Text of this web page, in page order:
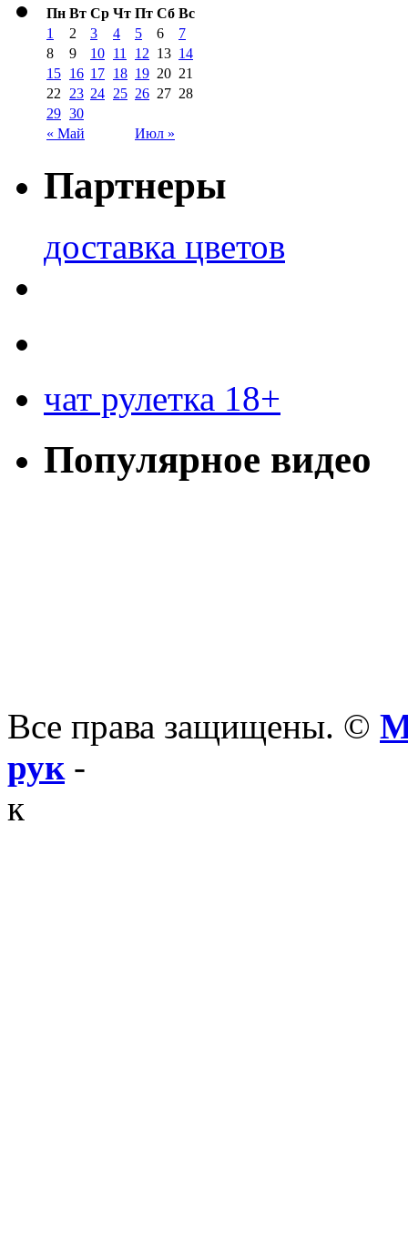
Пн Вт Ср Чт Пт Сб Вс
« Май Июл »
1 2 3 4 5 6
7
8
9 10 11 12 13 14
15 16 17 18 19 20 21
22
23 24 25 26 27 28
29 30
Партнеры
доставка цветов
чат рулетка 18+
Популярное видео
Все права защищены. ©
рук -
к